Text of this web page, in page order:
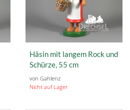
Häsin mit langem Rock und
Schürze, 55 cm
von Gahlenz
Nicht auf Lager